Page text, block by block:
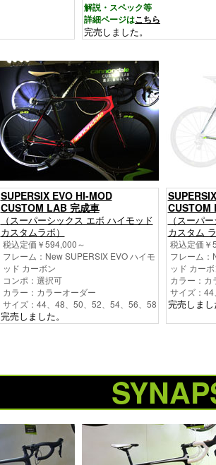
解説・スペック等
詳細ページはこちら
完売しました。
SUPERSIX EVO HI-MOD
CUSTOM LAB 完成車
（スーパーシックス エボ ハイモッド
カスタムラボ）
税込定価￥594,000～
フレーム：New SUPERSIX EVO ハイモ
ッド カーボン
コンポ：選択可
カラー：カラーオーダー
サイズ：44、48、50、52、54、56、58
完売しました。
CUSTOM
（スーパ
カスタム
税込定価￥
フレーム：
ッド カー
カラー：カ
サイズ：
完売しま